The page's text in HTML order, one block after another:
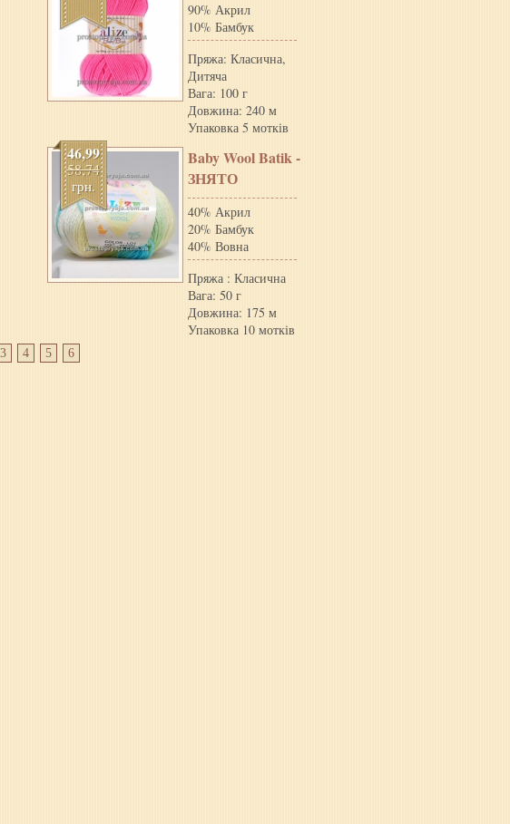
90% Акрил
10% Бамбук
Пряжа: Класична,
Дитяча
Вага: 100 г
Довжина: 240 м
Упаковка 5 мотків
46,99
58,74
грн.
Baby Wool Batik -
ЗНЯТО
40% Акрил
20% Бамбук
40% Вовна
Пряжа : Класична
Вага: 50 г
Довжина: 175 м
Упаковка 10 мотків
3 4 5 6